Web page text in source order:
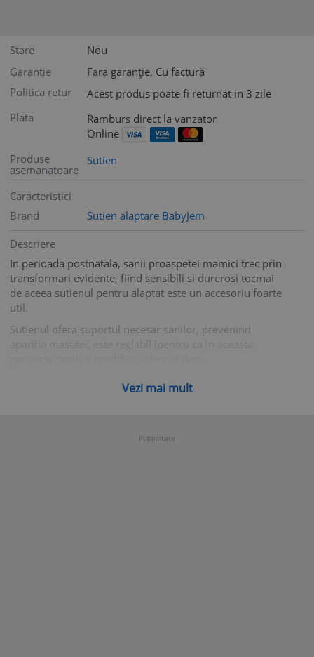
Stare
Nou
Garantie
Fara garanție, Cu factură
Politica retur
Acest produs poate fi returnat in 3 zile
Plata
Ramburs direct la vanzator
Online
Produse
asemanatoare
Sutien
Caracteristici
Brand
Sutien alaptare BabyJem
Descriere
In perioada postnatala, sanii proaspetei mamici trec prin
transformari evidente, fiind sensibili si durerosi tocmai
de aceea sutienul pentru alaptat este un accesoriu foarte
util.
Sutienul ofera suportul necesar sanilor, prevenind
Sutienul de alaptata are doua functii: ofera suport sanilor
foarte sensibili si faciliteaza alaptatul in acelasi timp,
Vezi mai mult
Publicitate